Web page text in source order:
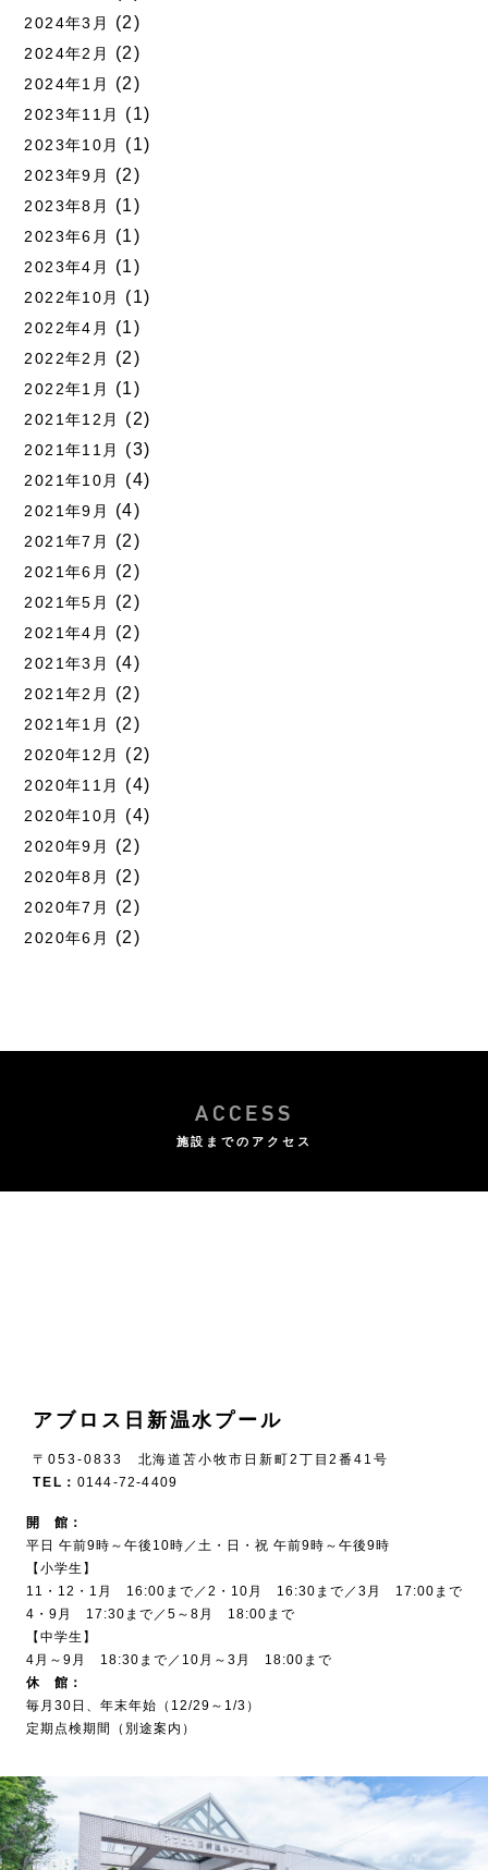
2024年3月 (2)
2024年2月 (2)
2024年1月 (2)
2023年11月 (1)
2023年10月 (1)
2023年9月 (2)
2023年8月 (1)
2023年6月 (1)
2023年4月 (1)
2022年10月 (1)
2022年4月 (1)
2022年2月 (2)
2022年1月 (1)
2021年12月 (2)
2021年11月 (3)
2021年10月 (4)
2021年9月 (4)
2021年7月 (2)
2021年6月 (2)
2021年5月 (2)
2021年4月 (2)
2021年3月 (4)
2021年2月 (2)
2021年1月 (2)
2020年12月 (2)
2020年11月 (4)
2020年10月 (4)
2020年9月 (2)
2020年8月 (2)
2020年7月 (2)
2020年6月 (2)
ACCESS
施設までのアクセス
アブロス日新温水プール
〒053-0833 北海道苫小牧市日新町2丁目2番41号
TEL： 0144-72-4409
開 館：
平日 午前9時～午後10時／土・日・祝 午前9時～午後9時
【小学生】
11・12・1月 16:00まで／2・10月 16:30まで／3月 17:00まで
4・9月 17:30まで／5～8月 18:00まで
【中学生】
4月～9月 18:30まで／10月～3月 18:00まで
休 館：
毎月30日、年末年始（12/29～1/3）
定期点検期間（別途案内）